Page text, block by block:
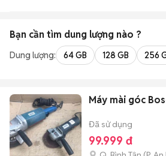
Bạn cần tìm dung lượng nào ?
Dung lượng: 64 GB 128 GB 256
Máy mài góc
Đã sử dụng
99.999 đ